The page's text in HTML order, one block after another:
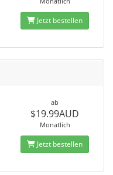
Jetzt bestellen
ab
$19.99AUD
Monatlich
Jetzt bestellen